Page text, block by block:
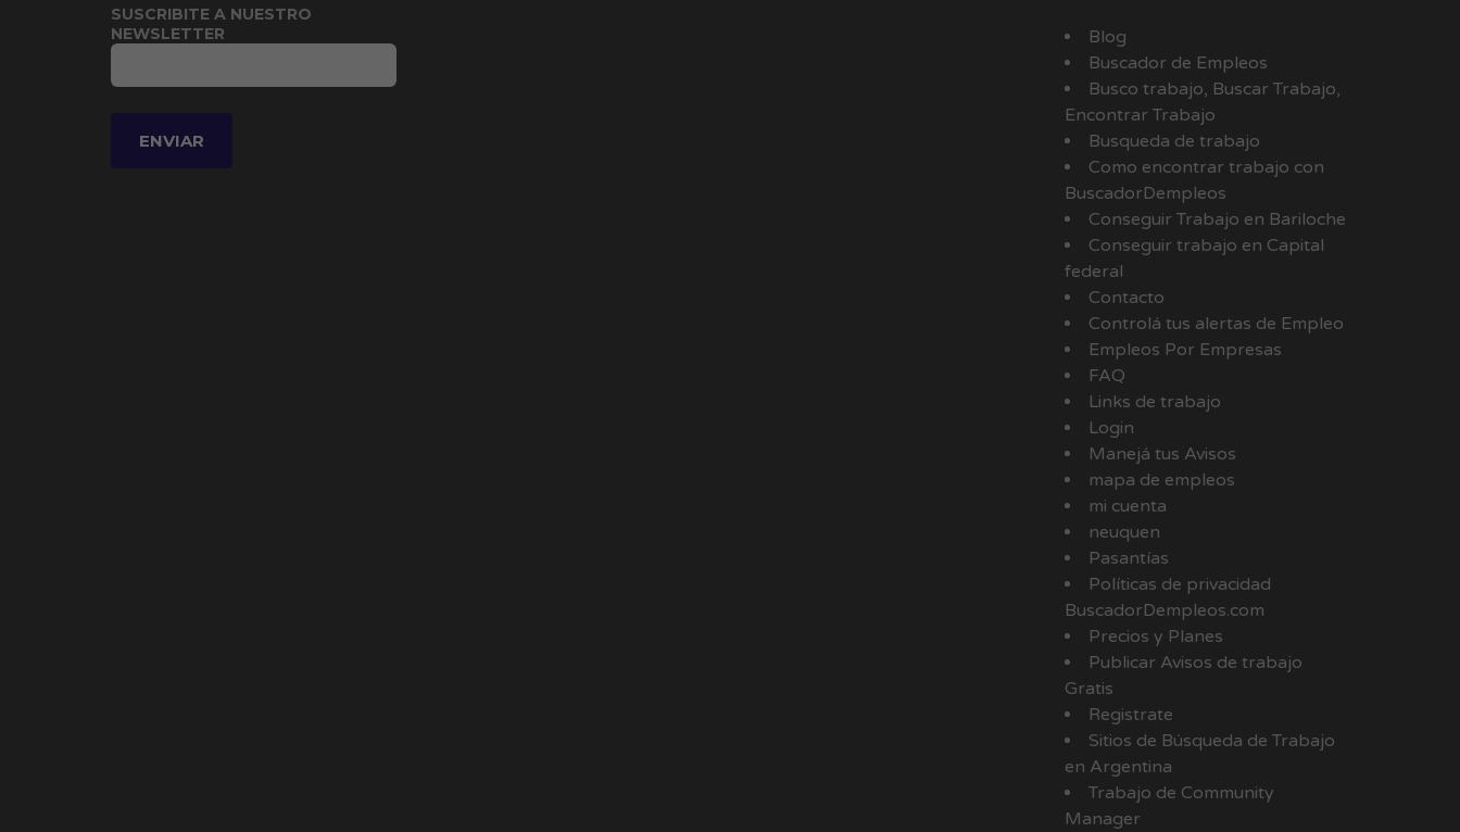
SUSCRIBITE A NUESTRO
NEWSLETTER
Blog
Buscador de Empleos
Busco trabajo, Buscar Trabajo,
Encontrar Trabajo
Busqueda de trabajo
Como encontrar trabajo con
BuscadorDempleos
Conseguir Trabajo en Bariloche
Conseguir trabajo en Capital
federal
Contacto
Controlá tus alertas de Empleo
Empleos Por Empresas
FAQ
Links de trabajo
Login
Manejá tus Avisos
mapa de empleos
mi cuenta
neuquen
Pasantías
Políticas de privacidad
BuscadorDempleos.com
Precios y Planes
Publicar Avisos de trabajo
Gratis
Registrate
Sitios de Búsqueda de Trabajo
en Argentina
Trabajo de Community
Manager